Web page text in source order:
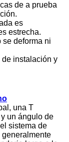
de a prueba
es
estrecha.
se deforma ni
instalación y
una T
un ángulo de
sistema de